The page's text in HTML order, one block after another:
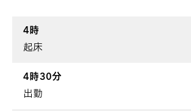
4時
起床
4時30分
出勤